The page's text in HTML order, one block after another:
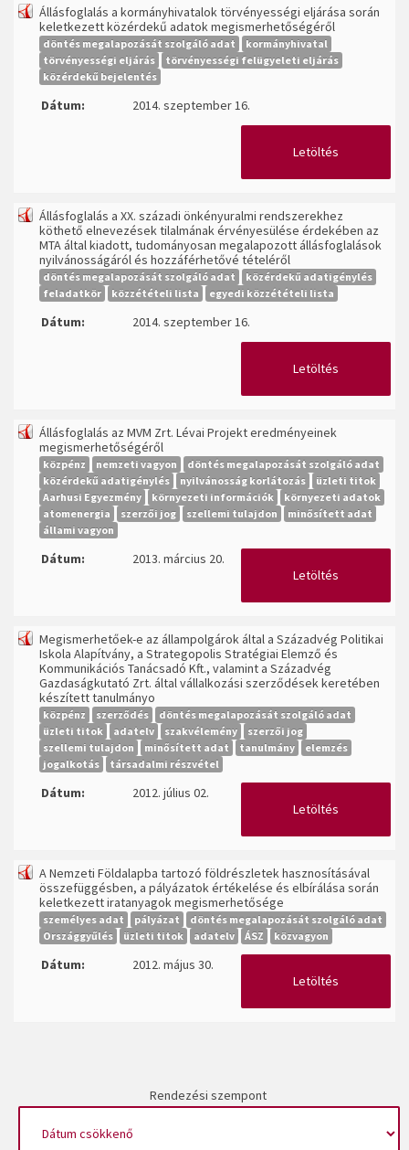
Állásfoglalás a kormányhivatalok törvényességi eljárása során
keletkezett közérdekű adatok megismerhetőségéről
döntés megalapozását szolgáló adat
kormányhivatal
törvényességi eljárás
törvényességi felügyeleti eljárás
közérdekű bejelentés
Dátum: 2014. szeptember 16.
Letöltés
Állásfoglalás a XX. századi önkényuralmi rendszerekhez
köthető elnevezések tilalmának érvényesülése érdekében az
MTA által kiadott, tudományosan megalapozott állásfoglalások
nyilvánosságáról és hozzáférhetővé tételéről
döntés megalapozását szolgáló adat
közérdekű adatigénylés
feladatkör
közzétételi lista egyedi közzétételi lista
Dátum: 2014. szeptember 16.
Letöltés
Állásfoglalás az MVM Zrt. Lévai Projekt eredményeinek
megismerhetőségéről
közpénz nemzeti vagyon
döntés megalapozását szolgáló adat
közérdekű adatigénylés
nyilvánosság korlátozás
üzleti titok
Aarhusi Egyezmény
környezeti információk
környezeti adatok
atomenergia
szerzői jog szellemi tulajdon
minősített adat
állami vagyon
Dátum:
2013. március 20.
Letöltés
Megismerhetőek-e az állampolgárok által a Századvég Politikai
Iskola Alapítvány, a Strategopolis Stratégiai Elemző és
Kommunikációs Tanácsadó Kft., valamint a Századvég
Gazdaságkutató Zrt. által vállalkozási szerződések keretében
készített tanulmányo
közpénz szerződés
döntés megalapozását szolgáló adat
üzleti titok
adatelv szakvélemény
szerzői jog
szellemi tulajdon
minősített adat tanulmány
elemzés
jogalkotás
társadalmi részvétel
Dátum:
2012. július 02.
Letöltés
A Nemzeti Földalapba tartozó földrészletek hasznosításával
összefüggésben, a pályázatok értékelése és elbírálása során
keletkezett iratanyagok megismerhetősége
személyes adat pályázat
döntés megalapozását szolgáló adat
Országgyűlés
üzleti titok adatelv ÁSZ közvagyon
Dátum:
2012. május 30.
Letöltés
Rendezési szempont